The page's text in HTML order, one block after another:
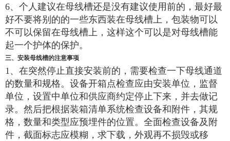
6、个人建议在母线槽还是没有建议使用前的，最好最
好不要将别的的一些东西装在母线槽上，包装物可以
不可以保留在母线槽上，这样这个可以是对母线槽能
起一个护体的保护。
三、安装母线槽的注意事项
1、在突然停止直接安装前的，需要检查一下母线通道
的数量和规格。设备开箱点检查应由安装单位，监督
单位，设置中单位和供应商约定停止下来，并去做记
录。然后把根据装箱清单系统检查设备和附件，其规
格，数量和类型应预埋件的位置。全面检查设备及附
件，截面标志应模糊，求下载，外观再不损毁或移